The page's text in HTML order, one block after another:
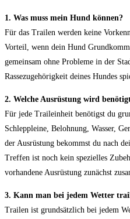
1. Was muss mein Hund können?
Für das Trailen werden keine
Vorteil, wenn dein Hund
gemeinsam ohne Probleme in der
Rassezugehörigkeit deines Hundes
2. Welche Ausrüstung wird
Für jede Traileinheit benötigst du
Schleppleine, Belohnung, Wasser,
der Ausrüstung bekommst du nach
Treffen ist noch kein spezielles
vorhandene Ausrüstung zunächst
3. Kann man bei jedem Wetter
Trailen ist grundsätzlich bei jedem